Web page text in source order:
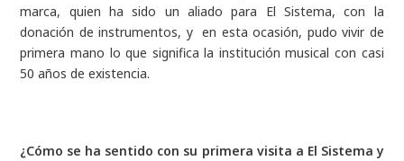
marca, quien ha sido un aliado para El Sistema, con la
donación de instrumentos, y en esta ocasión, pudo vivir de
primera mano lo que significa la institución musical con casi
50 años de existencia.
¿Cómo se ha sentido con su primera visita a El Sistema y